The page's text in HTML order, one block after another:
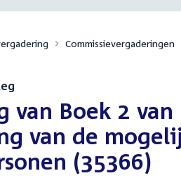
Commissievergaderingen
van Boek 2
van de
(35366)